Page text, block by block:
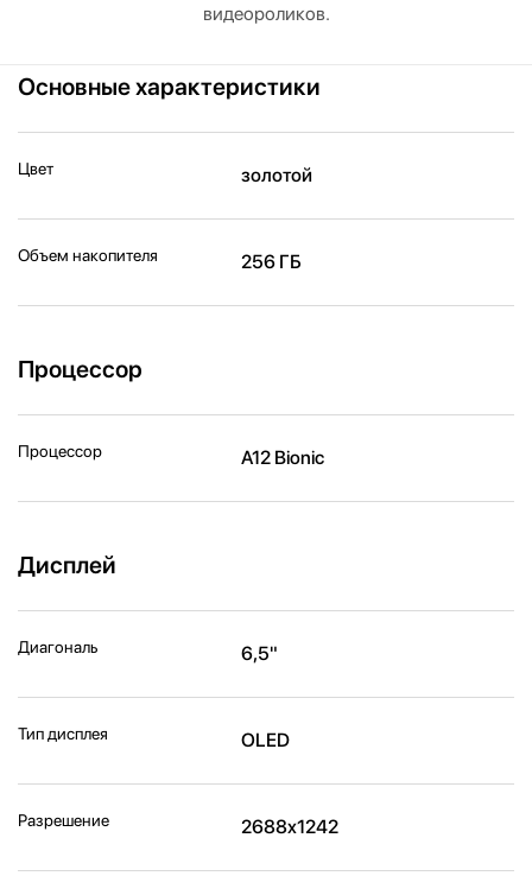
видеороликов.
Основные характеристики
Цвет золотой
Объем накопителя 256 ГБ
Процессор
Процессор A12 Bionic
Дисплей
Диагональ 6,5"
Тип дисплея OLED
Разрешение 2688x1242